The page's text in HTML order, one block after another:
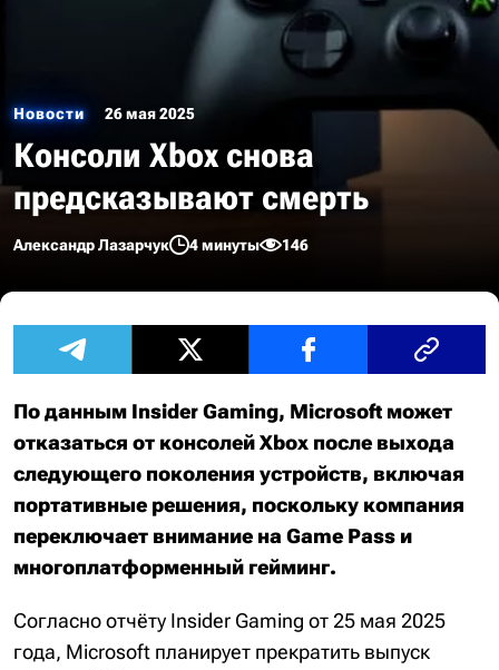
Новости 26 мая 2025
Консоли Xbox снова
предсказывают смерть
Александр Лазарчук 4 минуты 146
По данным Insider Gaming, Microsoft может
отказаться от консолей Xbox после выхода
следующего поколения устройств, включая
портативные решения, поскольку компания
переключает внимание на Game Pass и
многоплатформенный гейминг.
Согласно отчёту Insider Gaming от 25 мая 2025
года, Microsoft планирует прекратить выпуск